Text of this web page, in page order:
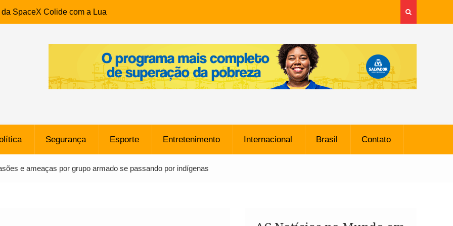
SpaceX Colide com a Lua
Metros, Afirma a Nasa
Cabo Daciolo Tem
em Frente a
da Mata Escura, em
B: Lateral revelado pelo
ligada a ‘Zói de Gato’, do
Segurança Esporte Entretenimento Internacional Brasil Contato
e ameaças por grupo armado se passando por indígenas